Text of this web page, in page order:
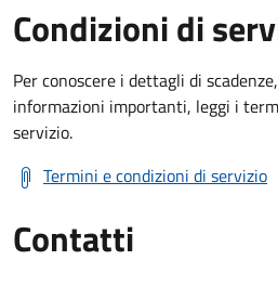
Condizioni di
Per conoscere i dettagli di
informazioni importanti, leggi i
servizio.
Termini e condizioni di servizio
Contatti